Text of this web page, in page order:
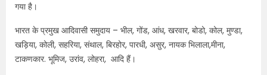
गया है।
भारत के प्रमुख आदिवासी समुदाय – भील, गोंड, आंध, खरवार, बोडो, कोल, मुण्डा,
खड़िया, कोली, सहरिया, संथाल, बिरहोर, पारधी, असुर, नायक भिलाला,मीना,
टाकणकार. भूमिज, उरांव, लोहरा, आदि हैं।